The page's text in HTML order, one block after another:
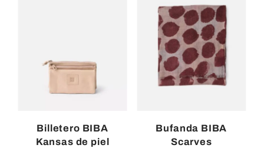
Billetero BIBA
Kansas de piel
Bufanda BIBA
Scarves